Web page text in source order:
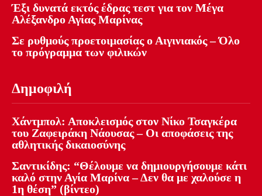
Έξι δυνατά εκτός έδρας τεστ για τον Μέγα
Αλέξανδρο Αγίας Μαρίνας
Σε ρυθμούς προετοιμασίας ο Αιγινιακός – Όλο
το πρόγραμμα των φιλικών
Δημοφιλή
Χάντμπολ: Αποκλεισμός στον Νίκο Τσαγκέρα
του Ζαφειράκη Νάουσας – Οι αποφάσεις της
αθλητικής δικαιοσύνης
Σαντικίδης: “Θέλουμε να δημιουργήσουμε κάτι
καλό στην Αγία Μαρίνα – Δεν θα με χαλούσε η
1η θέση” (βίντεο)